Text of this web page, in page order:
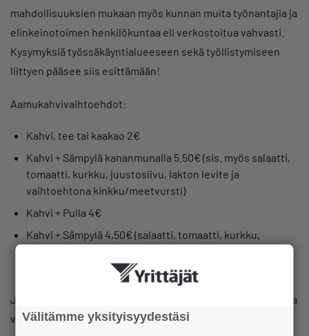
mahdollisuuksien mukaan myös kunnan muita työnantajia ja
elinkeinotoimen henkilökuntaa eli verkostoitua vahvasti.
Kysymyksiä työssäkäyntialueeseen sekä työllistymiseen
liittyen pääsee siis esittämään!
Aamukahvivaihtoehdot:
Kahvi, tee tai kaakao 2€
Kahvi + Sämpylä kananmunalla 5.50€ (sis. myös salaatti,
tomaatti, kurkku, juustosiivu, lakton levite ja
vaihtoehtona kinkku/meetvursti)
Kahvi + Pulla 4€
Kahvi + Sämpylä 4,50€ (salaatti, tomaatti, kurkku,
kinkku/meetvursti)
Järjestellään kimppakyytejä eli jos tällainen kiinnostaa, laita
viestiä Helille (heli.kinnunen@yrittajat.fi tai p. 050 350 3311)
Välitämme yksityisyydestäsi